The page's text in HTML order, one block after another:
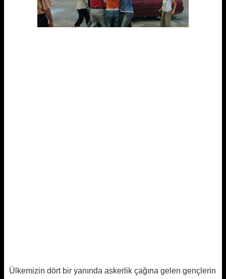
Ülkemizin dört bir yanında askerlik çağına gelen gençlerin